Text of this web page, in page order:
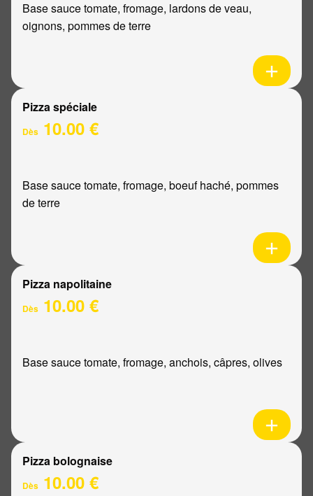
Base sauce tomate, fromage, lardons de veau,
oignons, pommes de terre
Pizza spéciale
Dès 10.00 €
Base sauce tomate, fromage, boeuf haché, pommes
de terre
Pizza napolitaine
Dès 10.00 €
Base sauce tomate, fromage, anchois, câpres, olives
Pizza bolognaise
Dès 10.00 €